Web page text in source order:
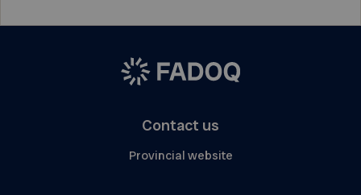
Contact us
Provincial website